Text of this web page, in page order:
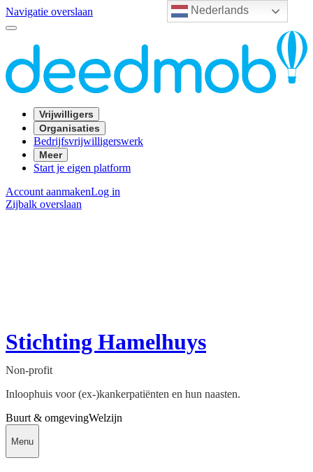
Nederlands
Navigatie overslaan
Vrijwilligers
Organisaties
Bedrijfsvrijwilligerswerk
Meer
Start je eigen platform
Account aanmakenLog in
Zijbalk overslaan
Stichting Hamelhuys
Non-profit
Inloophuis voor (ex-)kankerpatiënten en hun naasten.
Buurt & omgevingWelzijn
Menu